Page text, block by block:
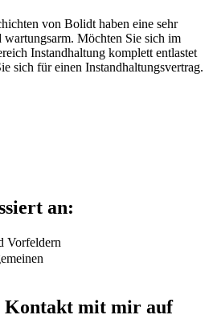
von Bolidt haben eine sehr
wartungsarm. Möchten Sie sich im
Instandhaltung komplett entlastet
sich für einen Instandhaltungsvertrag.
an:
Vorfeldern
Kontakt mit mir auf